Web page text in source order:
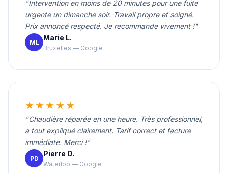
"Intervention en moins de 20 minutes pour une fuite
urgente un dimanche soir. Travail propre et soigné.
Prix annoncé respecté. Je recommande vivement !"
ML
Marie L.
Bruxelles — Google
★★★★★
"Chaudière réparée en une heure. Très professionnel,
a tout expliqué clairement. Tarif correct et facture
immédiate. Merci !"
PD
Pierre D.
Waterloo — Google